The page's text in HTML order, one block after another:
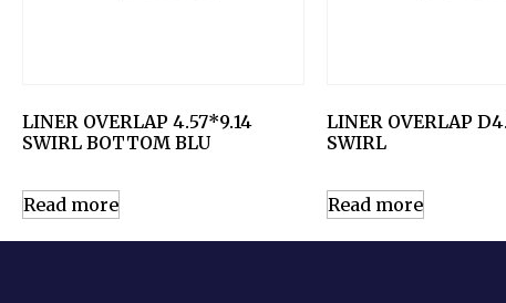
LINER OVERLAP 4.57*9.14
SWIRL BOTTOM BLU
Read more
LINER OVERLAP
SWIRL
Read more